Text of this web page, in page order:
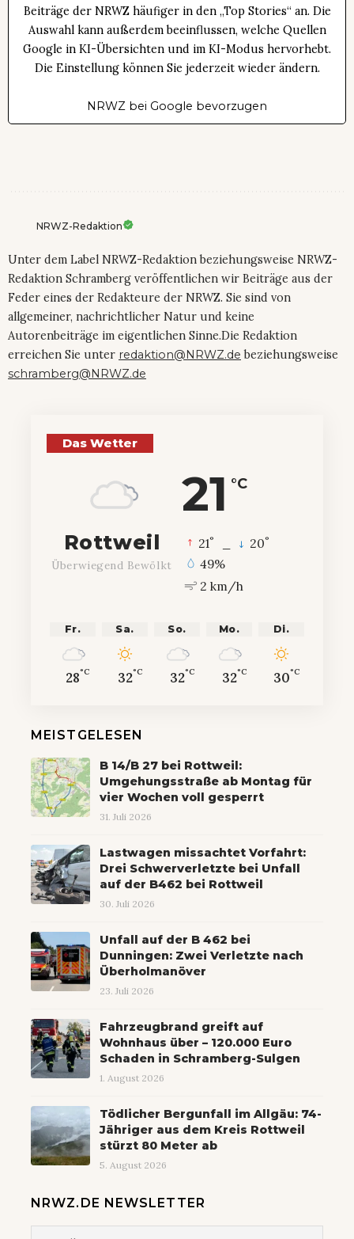
Beiträge der NRWZ häufiger in den „Top Stories“ an. Die
Auswahl kann außerdem beeinflussen, welche Quellen
Google in KI-Übersichten und im KI-Modus hervorhebt.
Die Einstellung können Sie jederzeit wieder ändern.
NRWZ bei Google bevorzugen
NRWZ-Redaktion
Unter dem Label NRWZ-Redaktion beziehungsweise NRWZ-
Redaktion Schramberg veröffentlichen wir Beiträge aus der
Feder eines der Redakteure der NRWZ. Sie sind von
allgemeiner, nachrichtlicher Natur und keine
Autorenbeiträge im eigentlichen Sinne.Die Redaktion
erreichen Sie unter redaktion@NRWZ.de beziehungsweise
schramberg@NRWZ.de
Das Wetter
21 °C
Rottweil
Überwiegend Bewölkt
21° 20°
49%
2 km/h
Fr.
28°C
Sa.
32°C
So.
32°C
Mo.
32°C
Di.
30°C
MEISTGELESEN
B 14/B 27 bei Rottweil:
Umgehungsstraße ab Montag für
vier Wochen voll gesperrt
31. Juli 2026
Lastwagen missachtet Vorfahrt:
Drei Schwerverletzte bei Unfall
auf der B462 bei Rottweil
30. Juli 2026
Unfall auf der B 462 bei
Dunningen: Zwei Verletzte nach
Überholmanöver
23. Juli 2026
Fahrzeugbrand greift auf
Wohnhaus über – 120.000 Euro
Schaden in Schramberg-Sulgen
1. August 2026
Tödlicher Bergunfall im Allgäu: 74-
Jähriger aus dem Kreis Rottweil
stürzt 80 Meter ab
5. August 2026
NRWZ.DE NEWSLETTER